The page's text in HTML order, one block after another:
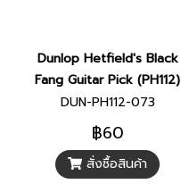
Dunlop Hetfield's Black
Fang Guitar Pick (PH112)
DUN-PH112-073
฿60
สั่งซื้อสินค้า